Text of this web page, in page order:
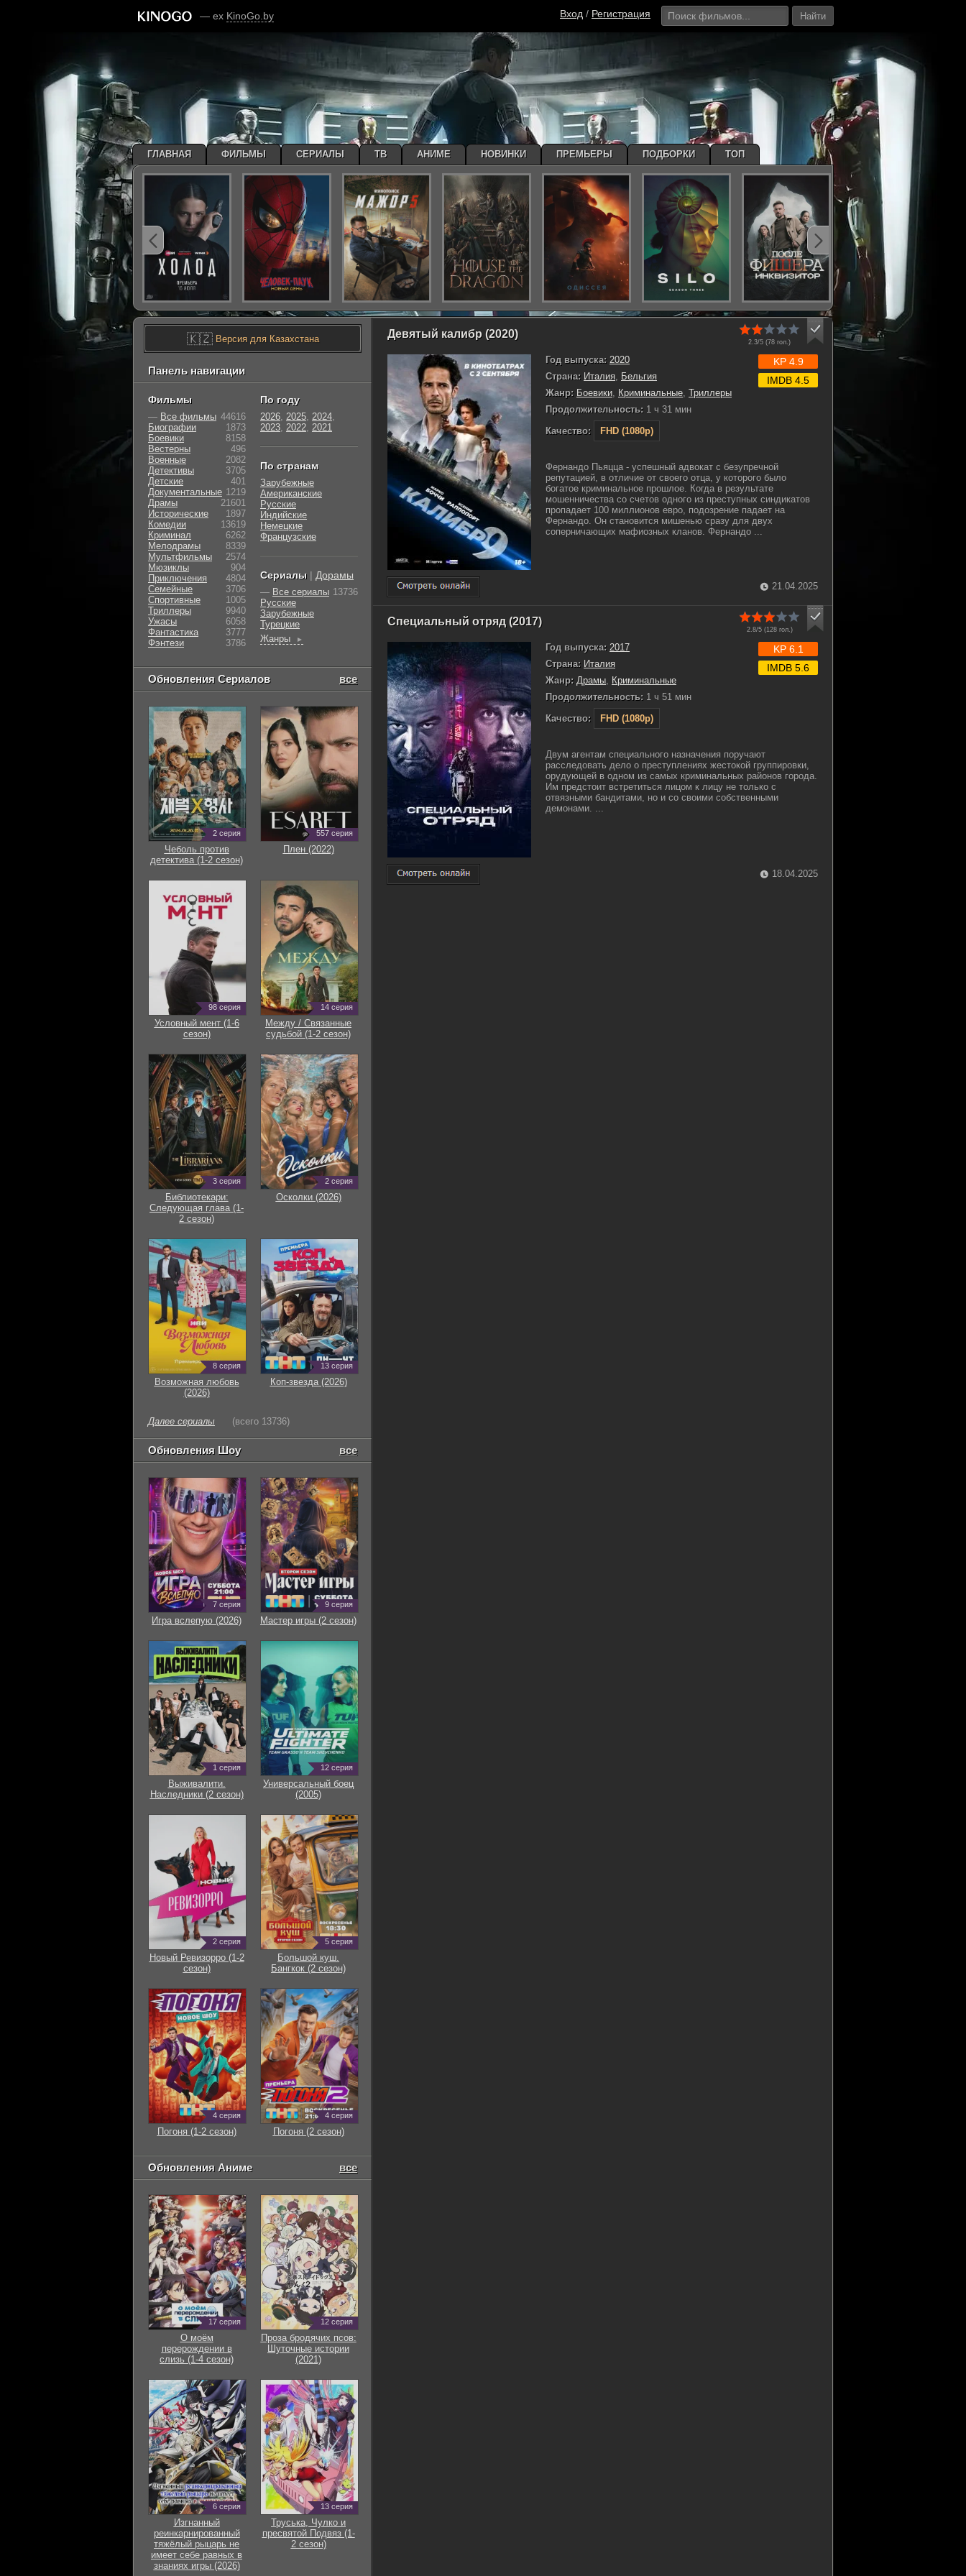
— ex KinoGo.by Вход / Регистрация Найти
Девятый калибр (2020)
2.3/5 (78 гол.)
Год выпуска: 2020
Страна: Италия, Бельгия
Жанр: Боевики, Криминальные, Триллеры
Продолжительность: 1 ч 31 мин
Качество:
FHD (1080p)
KP 4.9
IMDB 4.5
Фернандо Пьяцца - успешный адвокат с безупречной
репутацией, в отличие от своего отца, у которого было
богатое криминальное прошлое. Когда в результате
мошенничества со счетов одного из преступных синдикатов
пропадает 100 миллионов евро, подозрение падает на
Фернандо. Он становится мишенью сразу для двух
соперничающих мафиозных кланов. Фернандо ...
21.04.2025
Специальный отряд (2017)
2.8/5 (128гол.)
Год выпуска: 2017
Страна: Италия
Жанр: Драмы Криминальные
Продолжительность: 1 ч 51 мин
Качество:
FHD (1080p)
KP 6.1
IMDB 5.6
Двум агентам специального назначения поручают
расследовать дело о преступлениях жестокой группировки,
орудующей в одном из самых криминальных районов города.
Им предстоит встретиться лицом к лицу не только с
отвязными бандитами, но и со своими собственными
демонами. ...
18.04.2025
🇰🇿Версия для Казахстана
Панель навигации
Фильмы
— Все фильмы 44616
Биографии
1873
Боевики
8158
Вестерны
496
Военные
2082
Детективы
3705
Детские
401
Документальные 1219
Драмы
21601
Исторические
1897
Комедии
13619
Криминал
6262
Мелодрамы
8339
Мультфильмы
2574
Мюзиклы
904
Приключения
4804
Семейные
3706
Cпортивные
1005
Триллеры
9940
Ужасы
6058
Фантастика
3777
Фэнтези
3786
По году
2026, 2025, 2024,
2023, 2022, 2021
По странам
Зарубежные
Американские
Русские
Индийские
Немецкие
Французские
Сериалы | Дорамы
— Все сериалы 13736
Русские
Зарубежные
Турецкие
Жанры
►
Обновления Сериалов все
2 серия
Чеболь против
детектива (1-2 сезон)
557 серия
Плен (2022)
98 серия
Условный мент (1-6
сезон)
14 серия
Между / Связанные
судьбой (1-2 сезон)
3 серия
Библиотекари:
Следующая глава (1-
2 сезон)
2 серия
Осколки (2026)
8 серия
Возможная любовь
(2026)
13 серия
Коп-звезда (2026)
Далее сериалы (всего 13736)
Обновления Шоу все
7 серия
Игра вслепую (2026)
9 серия
Мастер игры (2 сезон)
1 серия
Выживалити.
Наследники (2 сезон)
12 серия
Универсальный боец
(2005)
2 серия
Новый Ревизорро (1-2
сезон)
5 серия
Большой куш.
Бангкок (2 сезон)
4 серия
Погоня (1-2 сезон)
4 серия
Погоня (2 сезон)
Обновления Аниме все
17 серия
О моём
перерождении в
слизь (1-4 сезон)
12 серия
Проза бродячих псов:
Шуточные истории
(2021)
6 серия
Изгнанный
реинкарнированный
тяжёлый рыцарь не
имеет себе равных в
знаниях игры (2026)
13 серия
Труська, Чулко и
пресвятой Подвяз (1-
2 сезон)
ГЛАВНАЯ ФИЛЬМЫ СЕРИАЛЫ ТВ АНИМЕ НОВИНКИ ПРЕМЬЕРЫ ПОДБОРКИ ТОП